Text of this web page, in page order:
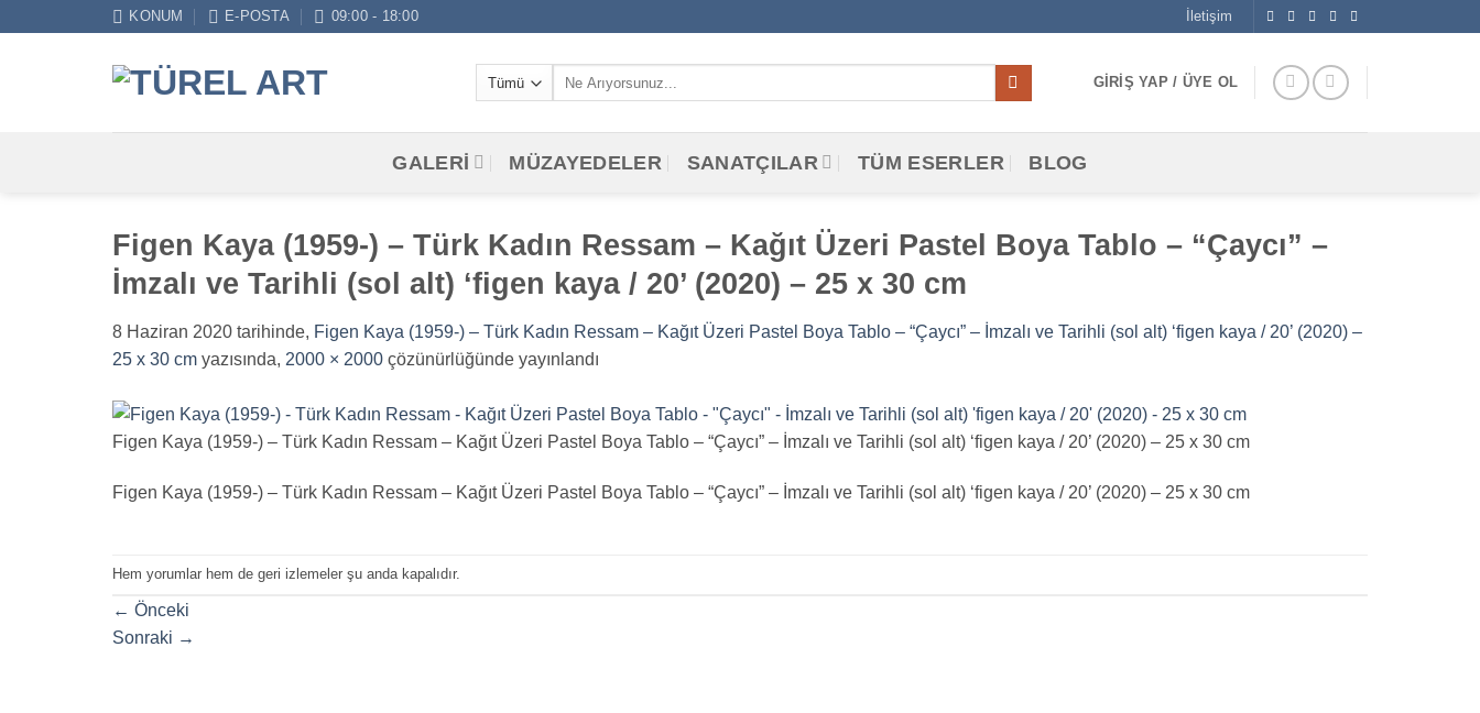
KONUM E-POSTA 09:00 - 18:00 İletişim
GIRIŞ YAP / ÜYE OL
GALERİ MÜZAYEDELER SANATÇILAR TÜM ESERLER BLOG
Figen Kaya (1959-) – Türk Kadın Ressam – Kağıt Üzeri Pastel Boya Tablo – “Çaycı” –
İmzalı ve Tarihli (sol alt) ‘figen kaya / 20’ (2020) – 25 x 30 cm
8 Haziran 2020 tarihinde, Figen Kaya (1959-) – Türk Kadın Ressam – Kağıt Üzeri Pastel Boya Tablo – “Çaycı” – İmzalı ve Tarihli (sol alt) ‘figen kaya / 20’ (2020) –
25 x 30 cm yazısında, 2000 × 2000 çözünürlüğünde yayınlandı
Figen Kaya (1959-) – Türk Kadın Ressam – Kağıt Üzeri Pastel Boya Tablo – “Çaycı” – İmzalı ve Tarihli (sol alt) ‘figen kaya / 20’ (2020) – 25 x 30 cm
Figen Kaya (1959-) – Türk Kadın Ressam – Kağıt Üzeri Pastel Boya Tablo – “Çaycı” – İmzalı ve Tarihli (sol alt) ‘figen kaya / 20’ (2020) – 25 x 30 cm
Hem yorumlar hem de geri izlemeler şu anda kapalıdır.
← Önceki
Sonraki →